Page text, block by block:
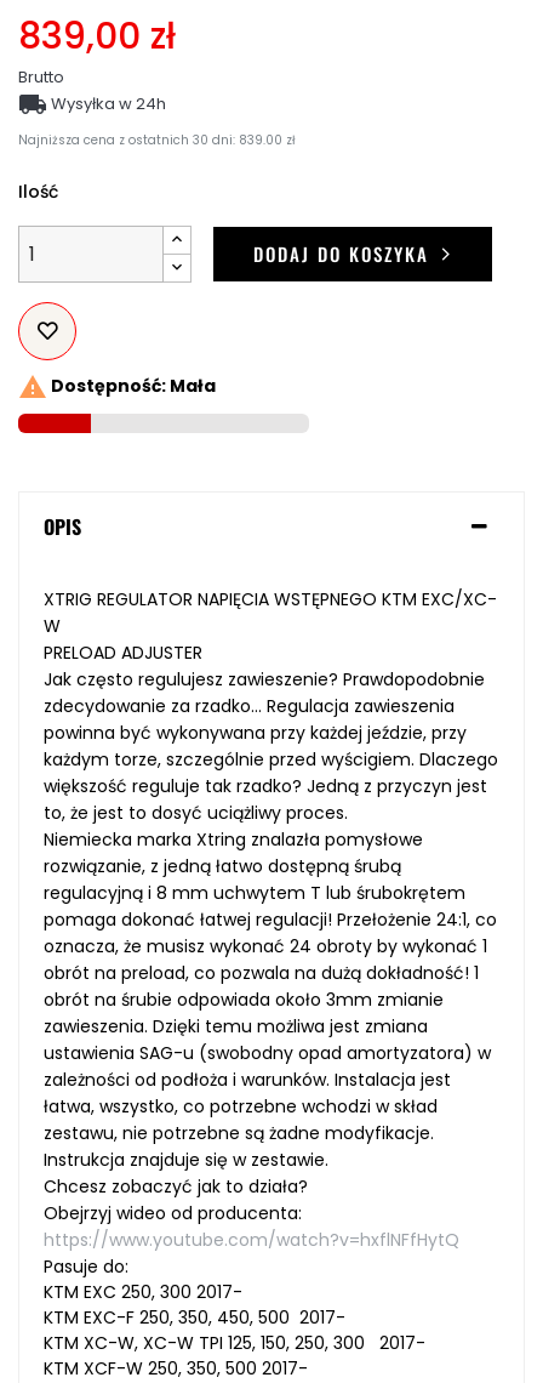
839,00 zł
Brutto
Najniższa cena z ostatnich 30 dni: 839.00 zł
 Wysyłka w 24h
Ilość
DODAJ DO KOSZYKA
 Dostępność: Mała
OPIS
XTRIG REGULATOR NAPIĘCIA WSTĘPNEGO KTM EXC/XC-
W
PRELOAD ADJUSTER
Jak często regulujesz zawieszenie? Prawdopodobnie
zdecydowanie za rzadko... Regulacja zawieszenia
powinna być wykonywana przy każdej jeździe, przy
każdym torze, szczególnie przed wyścigiem. Dlaczego
większość reguluje tak rzadko? Jedną z przyczyn jest
to, że jest to dosyć uciążliwy proces.
Niemiecka marka Xtring znalazła pomysłowe
rozwiązanie, z jedną łatwo dostępną śrubą
regulacyjną i 8 mm uchwytem T lub śrubokrętem
pomaga dokonać łatwej regulacji! Przełożenie 24:1, co
oznacza, że musisz wykonać 24 obroty by wykonać 1
obrót na preload, co pozwala na dużą dokładność! 1
obrót na śrubie odpowiada około 3mm zmianie
zawieszenia. Dzięki temu możliwa jest zmiana
ustawienia SAG-u (swobodny opad amortyzatora) w
zależności od podłoża i warunków. Instalacja jest
łatwa, wszystko, co potrzebne wchodzi w skład
zestawu, nie potrzebne są żadne modyfikacje.
Instrukcja znajduje się w zestawie.
Chcesz zobaczyć jak to działa?
Obejrzyj wideo od producenta:
https://www.youtube.com/watch?v=hxflNFfHytQ
Pasuje do:
KTM EXC 250, 300 2017-
KTM EXC-F 250, 350, 450, 500 2017-
KTM XC-W, XC-W TPI 125, 150, 250, 300 2017-
KTM XCF-W 250, 350, 500 2017-